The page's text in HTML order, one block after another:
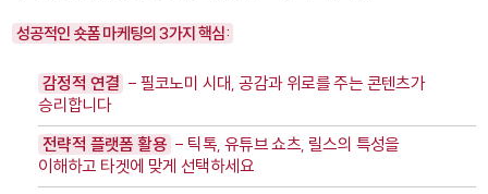
성공적인 숏폼 마케팅의 3가지 핵심:
감정적 연결 - 필코노미 시대, 공감과 위로를 주는 콘텐츠가
승리합니다
전략적 플랫폼 활용 - 틱톡, 유튜브 쇼츠, 릴스의 특성을
이해하고 타겟에 맞게 선택하세요